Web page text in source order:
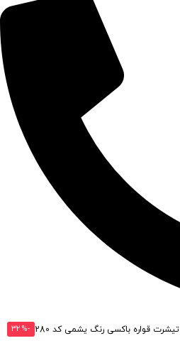
تیشرت قواره باکسی رنگ یشمی کد T280 -32%